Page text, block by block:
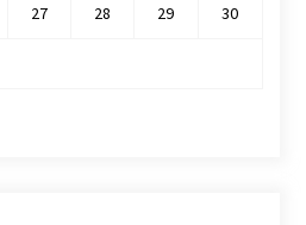
27 28 29 30